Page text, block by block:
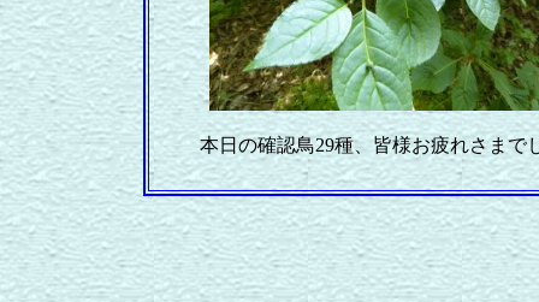
本日の確認鳥29種、皆様お疲れさまで